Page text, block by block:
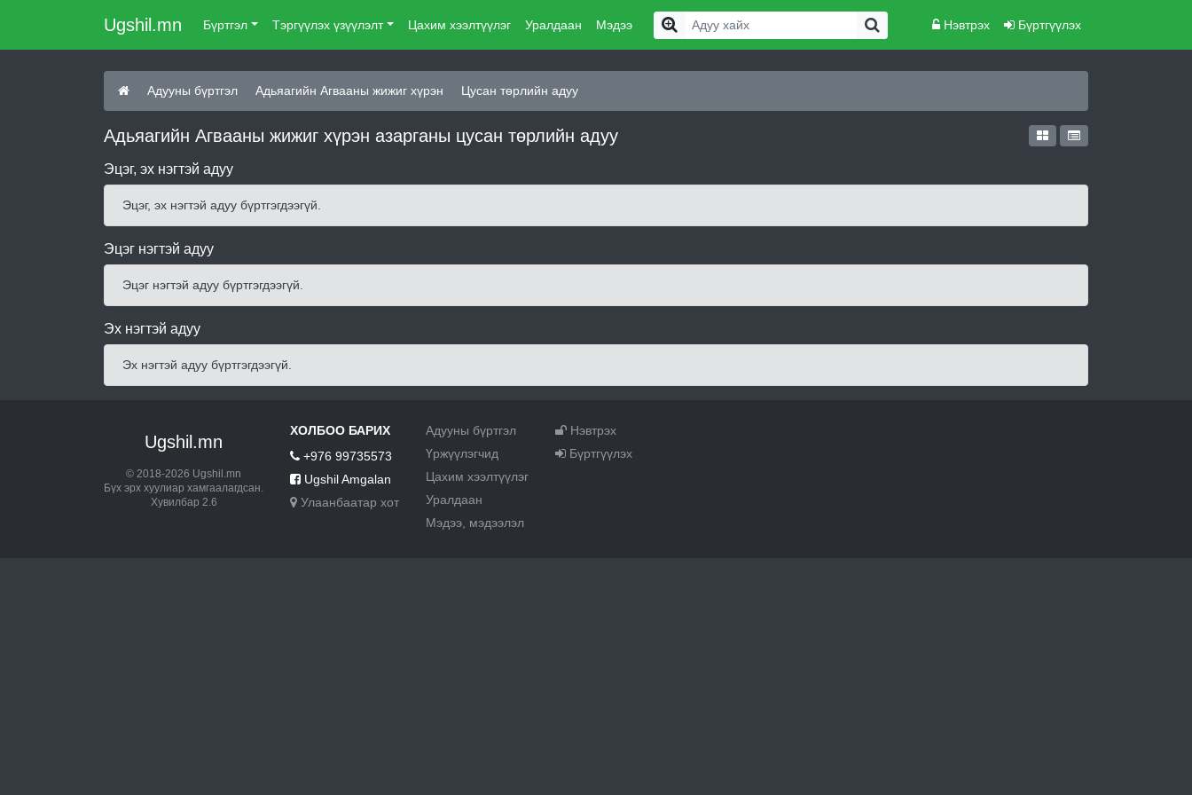
Ugshil.mn Бүртгэл Тэргүүлэх үзүүлэлт Цахим хээлтүүлэг Уралдаан Мэдээ Нэвтрэх Бүртгүүлэх
Адууны бүртгэл Адьяагийн Агвааны жижиг хүрэн Цусан төрлийн адуу
Адьяагийн Агвааны жижиг хүрэн азарганы цусан төрлийн адуу
Эцэг, эх нэгтэй адуу
Эцэг, эх нэгтэй адуу бүртгэгдээгүй.
Эцэг нэгтэй адуу
Эцэг нэгтэй адуу бүртгэгдээгүй.
Эх нэгтэй адуу
Эх нэгтэй адуу бүртгэгдээгүй.
Ugshil.mn
© 2018-2026 Ugshil.mn
Бүх эрх хуулиар хамгаалагдсан.
Хувилбар 2.6
ХОЛБОО БАРИХ
+976 99735573
Ugshil Amgalan
Улаанбаатар хот
Адууны бүртгэл
Үржүүлэгчид
Цахим хээлтүүлэг
Уралдаан
Мэдээ, мэдээлэл
Нэвтрэх
Бүртгүүлэх